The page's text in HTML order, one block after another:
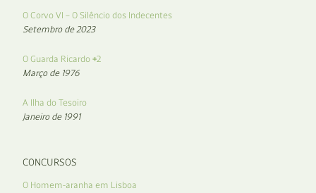
O Corvo VI – O Silêncio dos Indecentes
Setembro de 2023
O Guarda Ricardo #2
Março de 1976
A Ilha do Tesoiro
Janeiro de 1991
CONCURSOS
O Homem-aranha em Lisboa